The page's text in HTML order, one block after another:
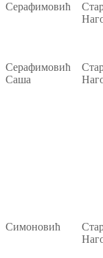
Серафимовић
Серафимовић
Саша
Симоновић